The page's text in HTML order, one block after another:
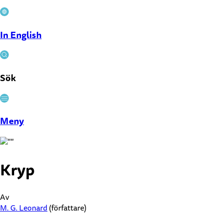
In English
Sök
Stäng
Meny
Kryp
Av
M. G. Leonard (författare)